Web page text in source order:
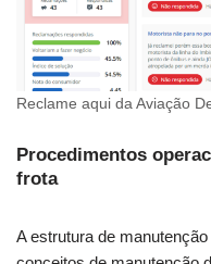
Reclame aqui da Aviação
Procedimentos
frota
A estrutura de